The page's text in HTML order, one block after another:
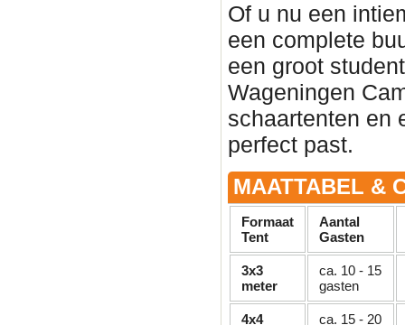
Of u nu een
een complete
een groot
Wageningen
schaartenten en
perfect past.
MAATTABEL &
Formaat
Tent
Aantal
Gasten
3x3
meter
ca. 10 - 15
gasten
4x4
ca. 15 - 20